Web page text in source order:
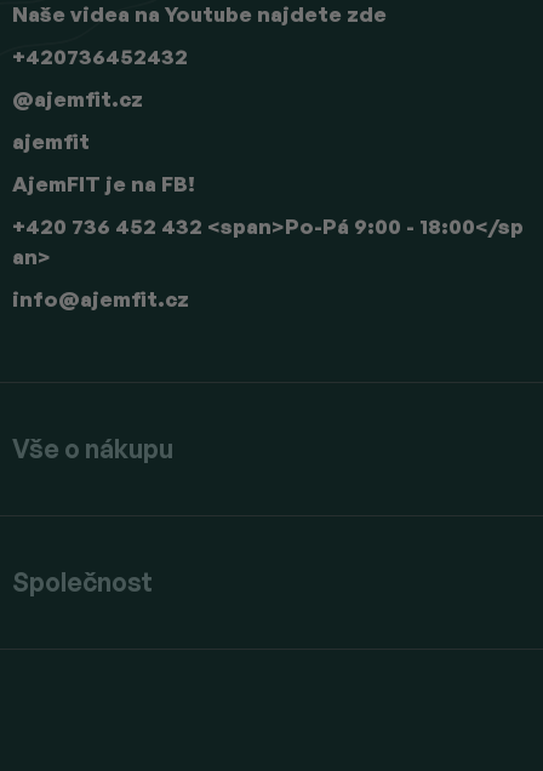
info@ajemfit.cz
+420 736 452 432 <span>Po-Pá 9:00 - 18:00</sp
an>
AjemFIT je na FB!
ajemfit
@ajemfit.cz
+420736452432
Naše videa na Youtube najdete zde
Vše o nákupu
Společnost